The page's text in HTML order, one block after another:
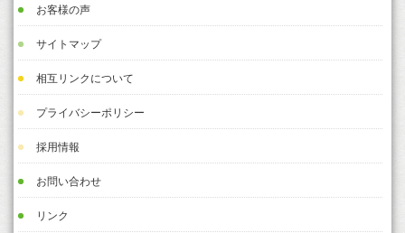
お客様の声
サイトマップ
相互リンクについて
プライバシーポリシー
採用情報
お問い合わせ
リンク